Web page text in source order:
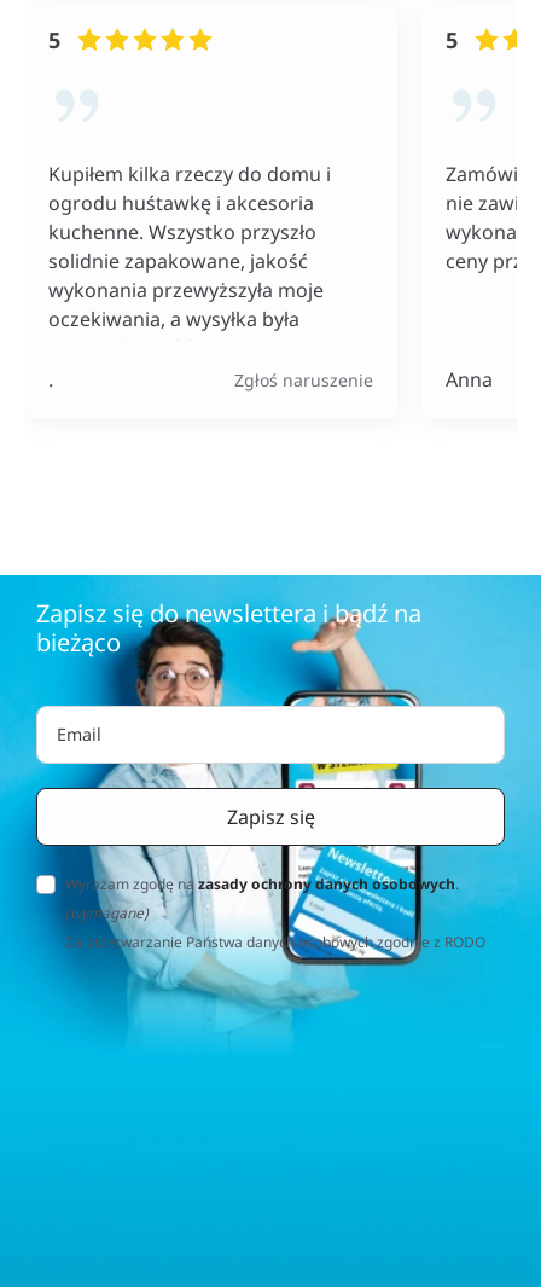
5
Kupiłem kilka rzeczy do domu i
ogrodu huśtawkę i akcesoria
kuchenne. Wszystko przyszło
solidnie zapakowane, jakość
wykonania przewyższyła moje
oczekiwania, a wysyłka była
naprawdę szybka. Do tego ceny
bardzo konkurencyjne, szczególnie
. Zgłoś naruszenie
5
nie
ceny
Anna
Zapisz się do newslettera i bądź na
bieżąco
Wyrażam zgodę nazasady ochrony danych osobowych.
(wymagane)
Za przetwarzanie Państwa danych osobowych zgodnie z RODO
(Rozporządzenie o Ochronie Danych Osobowych) odpowiedzialna
jest firma Home&Decor Sp. z o.o., Instalatorów 17/108, 02-237
Warszawa, Polska, NIP: PL5223059837 („Administrator”). W